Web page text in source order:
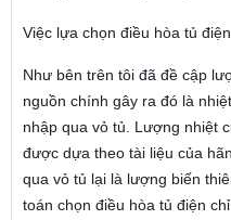
Việc lựa chọn điều hòa tủ
Như bên trên tôi đã đề cập
nguồn chính gây ra đó là
nhập qua vỏ tủ. Lượng nhiệt
được dựa theo tài liệu của
qua vỏ tủ lại là lượng biến
toán chọn điều hòa tủ điện